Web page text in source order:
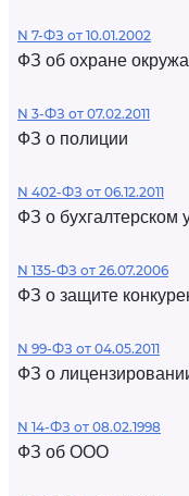
N 7-ФЗ от 10.01.2002
ФЗ об охране
N 3-ФЗ от 07.02.2011
ФЗ о полиции
N 402-ФЗ от 06.12.2011
ФЗ о бухгалтерском
N 135-ФЗ от 26.07.2006
ФЗ о защите
N 99-ФЗ от 04.05.2011
ФЗ о
N 14-ФЗ от 08.02.1998
ФЗ об ООО